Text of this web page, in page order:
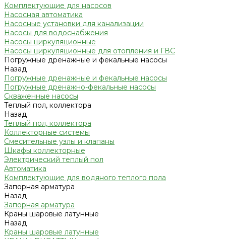
Комплектующие для насосов
Насосная автоматика
Насосные установки для канализации
Насосы для водоснабжения
Насосы циркуляционные
Насосы циркуляционные для отопления и ГВС
Погружные дренажные и фекальные насосы
Назад
Погружные дренажные и фекальные насосы
Погружные дренажно-фекальные насосы
Скваженные насосы
Теплый пол, коллектора
Назад
Теплый пол, коллектора
Коллекторные системы
Смесительные узлы и клапаны
Шкафы коллекторные
Электрический теплый пол
Автоматика
Комплектующие для водяного теплого пола
Запорная арматура
Назад
Запорная арматура
Краны шаровые латунные
Назад
Краны шаровые латунные